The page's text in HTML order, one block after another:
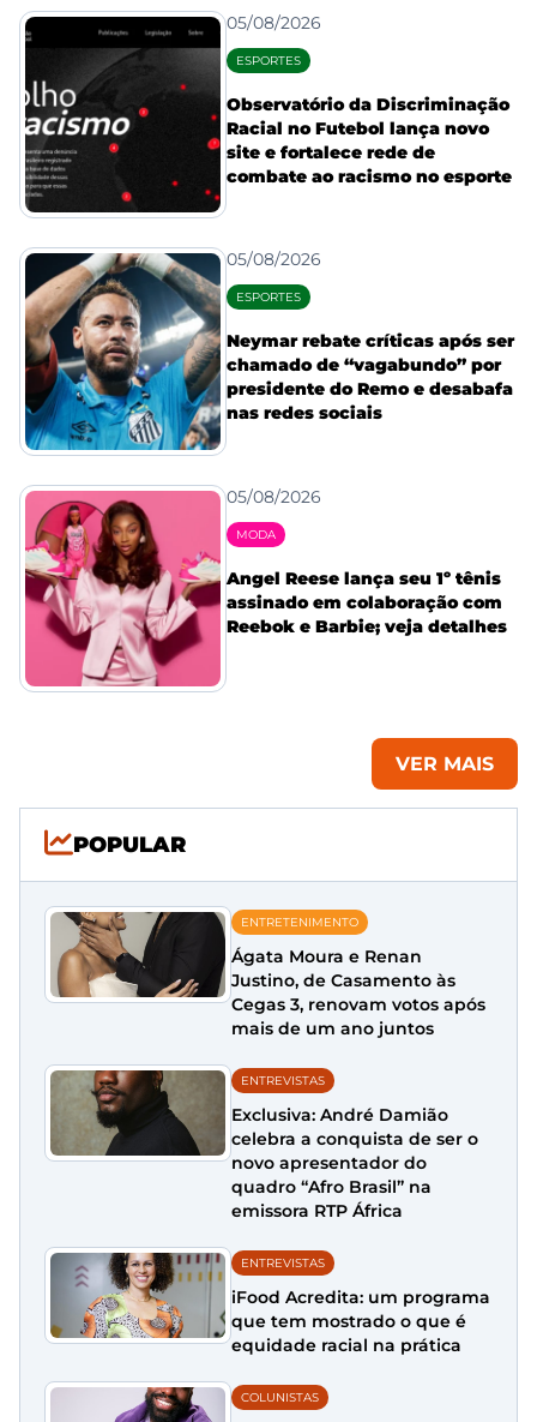
05/08/2026
ESPORTES
Observatório da Discriminação
Racial no Futebol lança novo
site e fortalece rede de
combate ao racismo no esporte
05/08/2026
ESPORTES
Neymar rebate críticas após ser
chamado de “vagabundo” por
presidente do Remo e desabafa
nas redes sociais
05/08/2026
MODA
Angel Reese lança seu 1º tênis
assinado em colaboração com
Reebok e Barbie; veja detalhes
VER MAIS
POPULAR
ENTRETENIMENTO
Ágata Moura e Renan
Justino, de Casamento às
Cegas 3, renovam votos após
mais de um ano juntos
ENTREVISTAS
Exclusiva: André Damião
celebra a conquista de ser o
novo apresentador do
quadro “Afro Brasil” na
emissora RTP África
ENTREVISTAS
iFood Acredita: um programa
que tem mostrado o que é
equidade racial na prática
COLUNISTAS